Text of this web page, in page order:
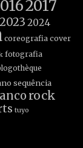
2017
2023 2024
coreografia cover
fotografia
sequência
rock
tuyo